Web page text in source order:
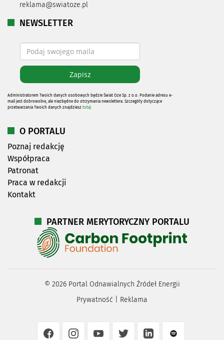
reklama@swiatoze.pl
NEWSLETTER
Administratorem Twoich danych osobowych będzie Świat Oze Sp. z o.o. Podanie adresu e-
mail jest dobrowolne, ale niezbędne do otrzymania newslettera. Szczegóły dotyczące
przetwarzania Twoich danych znajdziesz tutaj
O PORTALU
Poznaj redakcję
Współpraca
Patronat
Praca w redakcji
Kontakt
PARTNER MERYTORYCZNY PORTALU
© 2026Portal Odnawialnych Źródeł Energii
Prywatność
Reklama